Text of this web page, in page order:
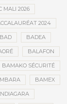
MALI 2026
2024
BAD BADEA
BALAFON
BAMAKO SÉCURITÉ
BAMEX